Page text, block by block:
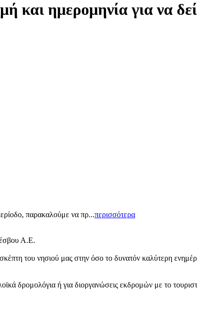
και ημερομηνία για να
παρακαλούμε να πρ...περισσότερα
Α.Ε.
του νησιού μας στην όσο το δυνατόν καλύτερη
δρομολόγια ή για διοργανώσεις εκδρομών με το